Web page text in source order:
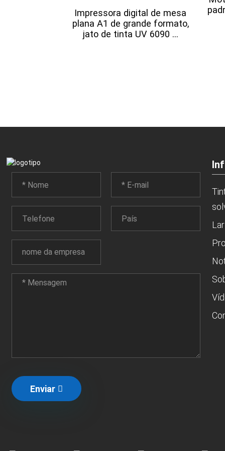
Impressora digital de mesa
plana A1 de grande formato,
jato de tinta UV 6090 ...
Enviar
Lar